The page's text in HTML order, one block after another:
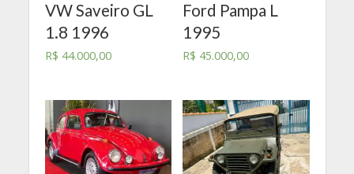
VW Saveiro GL
1.8 1996
R$ 44.000,00
Ford Pampa L
1995
R$ 45.000,00